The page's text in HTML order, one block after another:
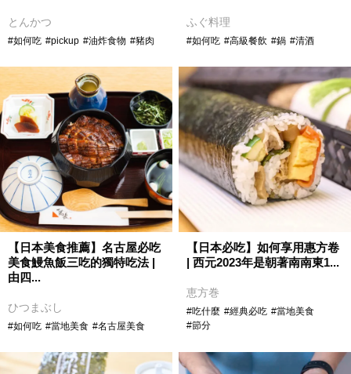
とんかつ
#如何吃 #pickup #油炸食物 #豬肉
ふぐ料理
#如何吃 #高級餐飲 #鍋 #清酒
【日本美食推薦】名古屋必吃
美食鰻魚飯三吃的獨特吃法 |
由四...
ひつまぶし
#如何吃 #當地美食 #名古屋美食
【日本必吃】如何享用惠方卷
| 西元2023年是朝著南南東1...
恵方巻
#吃什麼 #經典必吃 #當地美食
#節分